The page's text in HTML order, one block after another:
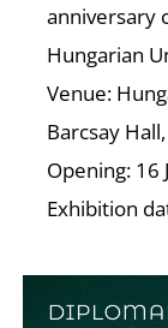
anniversary
Hungarian
Venue:
Barcsay
Opening: 16
Exhibition